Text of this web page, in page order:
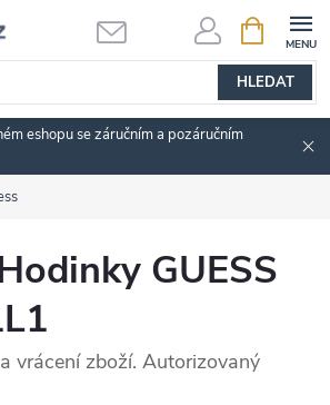
HLEDAT
NÁKUPNÍ
KOŠÍK
eshopu se záručním a pozáručním
GUESS
vrácení zboží. Autorizovaný